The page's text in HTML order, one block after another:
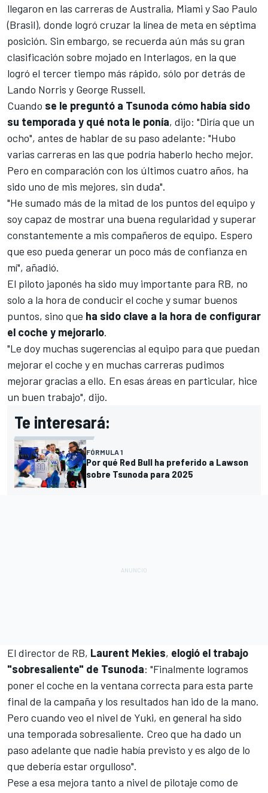
llegaron en las carreras de Australia, Miami y Sao Paulo
(Brasil), donde logró cruzar la línea de meta en séptima
posición. Sin embargo, se recuerda aún más su gran
clasificación sobre mojado en Interlagos, en la que
logró el tercer tiempo más rápido, sólo por detrás de
Lando Norris y George Russell.
Cuando se le preguntó a Tsunoda cómo había sido
su temporada y qué nota le ponía, dijo: "Diría que un
ocho", antes de hablar de su paso adelante: "Hubo
varias carreras en las que podría haberlo hecho mejor.
Pero en comparación con los últimos cuatro años, ha
sido uno de mis mejores, sin duda".
"He sumado más de la mitad de los puntos del equipo y
soy capaz de mostrar una buena regularidad y superar
constantemente a mis compañeros de equipo. Espero
que eso pueda generar un poco más de confianza en
mí", añadió.
El piloto japonés ha sido muy importante para RB, no
solo a la hora de conducir el coche y sumar buenos
puntos, sino que ha sido clave a la hora de configurar
el coche y mejorarlo.
"Le doy muchas sugerencias al equipo para que puedan
mejorar el coche y en muchas carreras pudimos
mejorar gracias a ello. En esas áreas en particular, hice
un buen trabajo", dijo.
Te interesará:
FÓRMULA 1
Por qué Red Bull ha preferido a Lawson
sobre Tsunoda para 2025
El director de RB, Laurent Mekies, elogió el trabajo
"sobresaliente" de Tsunoda: "Finalmente logramos
poner el coche en la ventana correcta para esta parte
final de la campaña y los resultados han ido de la mano.
Pero cuando veo el nivel de Yuki, en general ha sido
una temporada sobresaliente. Creo que ha dado un
paso adelante que nadie había previsto y es algo de lo
que debería estar orgulloso".
Pese a esa mejora tanto a nivel de pilotaje como de